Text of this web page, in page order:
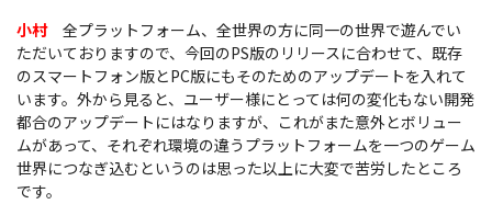
小村全プラットフォーム、全世界の方に同一の世界で遊んでい
ただいておりますので、今回のPS版のリリースに合わせて、既存
のスマートフォン版とPC版にもそのためのアップデートを入れて
います。外から見ると、ユーザー様にとっては何の変化もない開発
都合のアップデートにはなりますが、これがまた意外とボリュー
ムがあって、それぞれ環境の違うプラットフォームを一つのゲーム
世界につなぎ込むというのは思った以上に大変で苦労したところ
です。